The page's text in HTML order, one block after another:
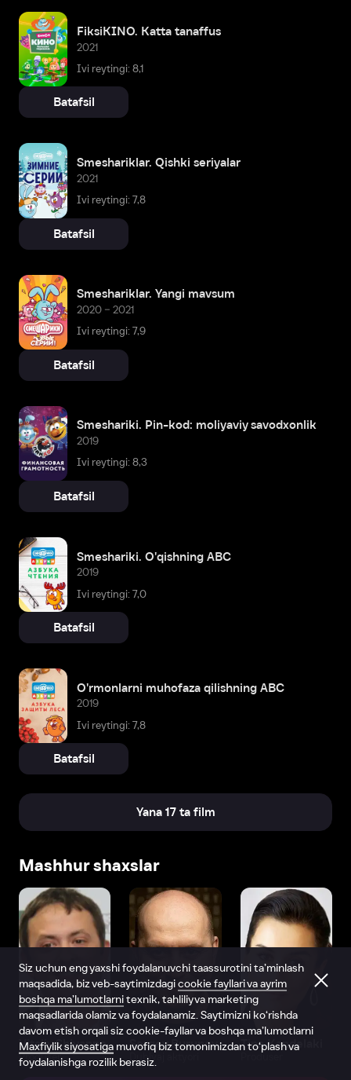
FiksiKINO. Katta tanaffus
2021
Ivi reytingi: 8,1
Batafsil
Smeshariklar. Qishki seriyalar
2021
Ivi reytingi: 7,8
Batafsil
Smeshariklar. Yangi mavsum
2020 – 2021
Ivi reytingi: 7,9
Batafsil
Smeshariki. Pin-kod: moliyaviy savodxonlik
2019
Ivi reytingi: 8,3
Batafsil
Smeshariki. O'qishning ABC
2019
Ivi reytingi: 7,0
Batafsil
O'rmonlarni muhofaza qilishning ABC
2019
Ivi reytingi: 7,8
Batafsil
Yana 17 ta film
Mashhur shaxslar
Vitaliy Shlyappo
Produser
Sergey Burunov
Dublyaj aktyori
Tina Kandelaki
Siz uchun eng yaxshi foydalanuvchi taassurotini ta’minlash
maqsadida, biz veb-saytimizdagicookie fayllari va ayrim
boshqa ma’lumotlarnitexnik, tahliliy va marketing
maqsadlarida olamiz va foydalanamiz. Saytimizni ko‘rishda
davom etish orqali siz cookie-fayllar va boshqa ma’lumotlarni
Maxfiylik siyosatiga muvofiq biz tomonimizdan to‘plash va
foydalanishga rozilik berasiz.